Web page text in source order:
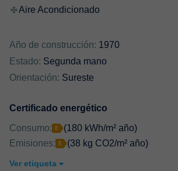
Aire Acondicionado
Año de construcción: 1970
Estado: Segunda mano
Orientación: Sureste
Certificado energético
Consumo:
(180 kWh/m² año)
Emisiones:
(38 kg CO2/m² año)
Ver etiqueta